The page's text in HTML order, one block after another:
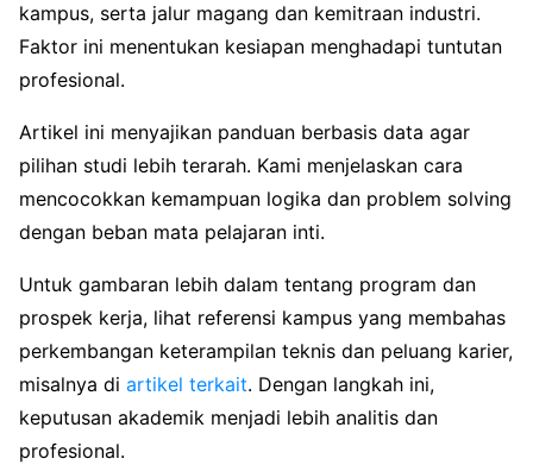
kampus, serta jalur magang dan kemitraan industri.
Faktor ini menentukan kesiapan menghadapi tuntutan
profesional.
Artikel ini menyajikan panduan berbasis data agar
pilihan studi lebih terarah. Kami menjelaskan cara
mencocokkan kemampuan logika dan problem solving
dengan beban mata pelajaran inti.
Untuk gambaran lebih dalam tentang program dan
prospek kerja, lihat referensi kampus yang membahas
perkembangan keterampilan teknis dan peluang karier,
misalnya di artikel terkait. Dengan langkah ini,
keputusan akademik menjadi lebih analitis dan
profesional.